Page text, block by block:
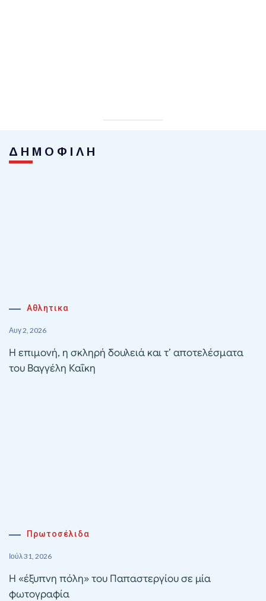
ΔΗΜΟΦΙΛΗ
Αθλητικα
Αυγ 2, 2026
Η επιμονή, η σκληρή δουλειά και τ’ αποτελέσματα
του Βαγγέλη Καΐκη
Πρωτοσέλιδα
Ιούλ 31, 2026
Η «έξυπνη πόλη» του Παπαστεργίου σε μία
φωτογραφία